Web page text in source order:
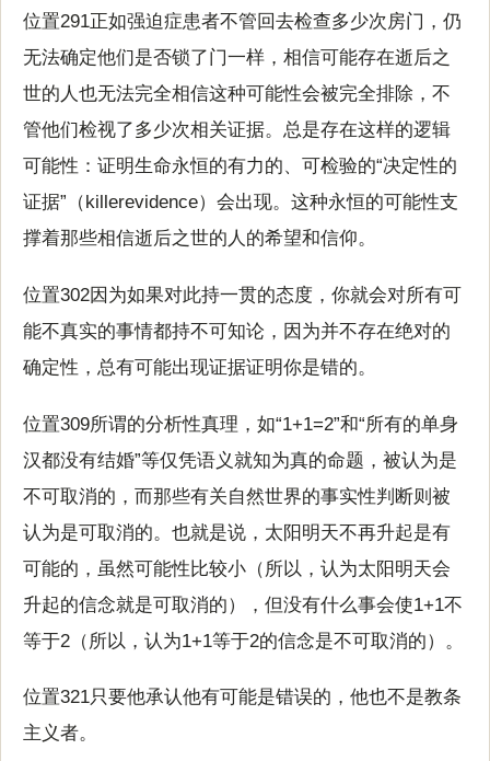
位置291正如强迫症患者不管回去检查多少次房门，仍
无法确定他们是否锁了门一样，相信可能存在逝后之
世的人也无法完全相信这种可能性会被完全排除，不
管他们检视了多少次相关证据。总是存在这样的逻辑
可能性：证明生命永恒的有力的、可检验的“决定性的
证据”（killerevidence）会出现。这种永恒的可能性支
撑着那些相信逝后之世的人的希望和信仰。
位置302因为如果对此持一贯的态度，你就会对所有可
能不真实的事情都持不可知论，因为并不存在绝对的
确定性，总有可能出现证据证明你是错的。
位置309所谓的分析性真理，如“1+1=2”和“所有的单身
汉都没有结婚”等仅凭语义就知为真的命题，被认为是
不可取消的，而那些有关自然世界的事实性判断则被
认为是可取消的。也就是说，太阳明天不再升起是有
可能的，虽然可能性比较小（所以，认为太阳明天会
升起的信念就是可取消的），但没有什么事会使1+1不
等于2（所以，认为1+1等于2的信念是不可取消的）。
位置321只要他承认他有可能是错误的，他也不是教条
主义者。